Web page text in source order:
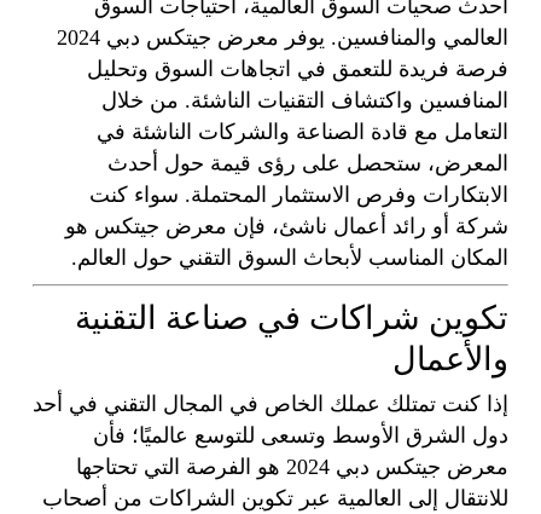
أحدث صحيات السوق العالمية، احتياجات السوق
العالمي والمنافسين. يوفر معرض جيتكس دبي 2024
فرصة فريدة للتعمق في اتجاهات السوق وتحليل
المنافسين واكتشاف التقنيات الناشئة. من خلال
التعامل مع قادة الصناعة والشركات الناشئة في
المعرض، ستحصل على رؤى قيمة حول أحدث
الابتكارات وفرص الاستثمار المحتملة. سواء كنت
شركة أو رائد أعمال ناشئ، فإن معرض جيتكس هو
المكان المناسب لأبحاث السوق التقني حول العالم.
تكوين شراكات في صناعة التقنية
والأعمال
إذا كنت تمتلك عملك الخاص في المجال التقني في أحد
دول الشرق الأوسط وتسعى للتوسع عالميًا؛ فأن
معرض جيتكس دبي 2024 هو الفرصة التي تحتاجها
للانتقال إلى العالمية عبر تكوين الشراكات من أصحاب